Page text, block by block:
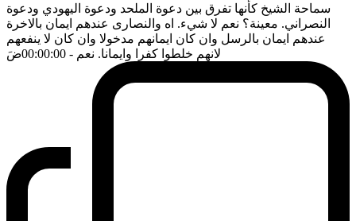
سماحة الشيخ كأنها تفرق بين دعوة الملحد ودعوة اليهودي ودعوة
النصراني. معينة؟ نعم لا شيء. اه والنصارى عندهم ايمان بالاخرة
عندهم ايمان بالرسل وان كان ايمانهم مدخولا وان كان لا ينفعهم
لانهم خلطوا كفرا وايمانا. نعم - 00:00:00 ضَ